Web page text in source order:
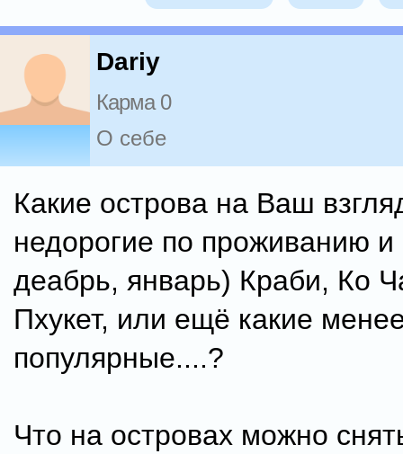
Dariy
Карма 0
О себе
Какие острова на Ваш
недорогие по проживанию
деабрь, январь) Краби, Ко
Пхукет, или ещё какие
популярные....?
Что на островах можно